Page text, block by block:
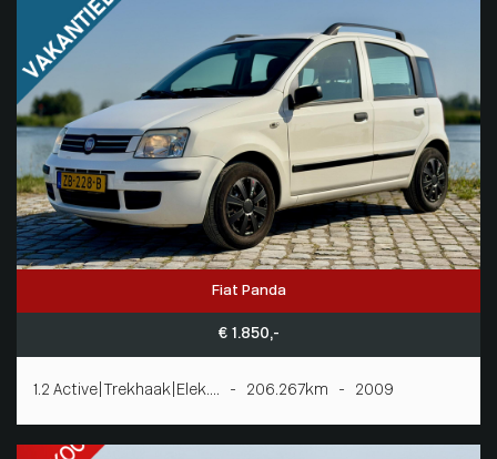
Fiat Panda
€ 1.850,-
1.2 Active|Trekhaak|Elek.... - 206.267km - 2009